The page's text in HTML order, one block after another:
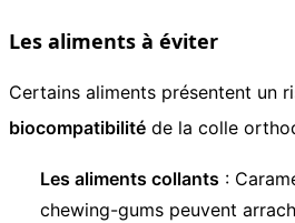
Les aliments à éviter
Certains aliments présentent un
biocompatibilité de la colle
Les aliments collants :
chewing-gums peuvent